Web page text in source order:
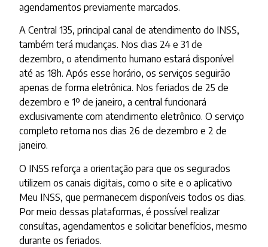
agendamentos previamente marcados.
A Central 135, principal canal de atendimento do INSS,
também terá mudanças. Nos dias 24 e 31 de
dezembro, o atendimento humano estará disponível
até as 18h. Após esse horário, os serviços seguirão
apenas de forma eletrônica. Nos feriados de 25 de
dezembro e 1º de janeiro, a central funcionará
exclusivamente com atendimento eletrônico. O serviço
completo retorna nos dias 26 de dezembro e 2 de
janeiro.
O INSS reforça a orientação para que os segurados
utilizem os canais digitais, como o site e o aplicativo
Meu INSS, que permanecem disponíveis todos os dias.
Por meio dessas plataformas, é possível realizar
consultas, agendamentos e solicitar benefícios, mesmo
durante os feriados.